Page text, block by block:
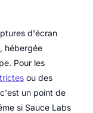
d'écran
hébergée
Pour les
ou des
un point de
si Sauce Labs